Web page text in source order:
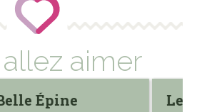
aimer
Épine Le